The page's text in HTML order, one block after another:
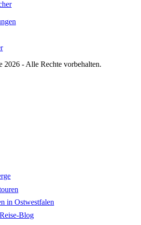
2026 - Alle Rechte vorbehalten.
in Ostwestfalen
Blog